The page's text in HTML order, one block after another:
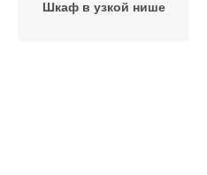
Шкаф в узкой нише